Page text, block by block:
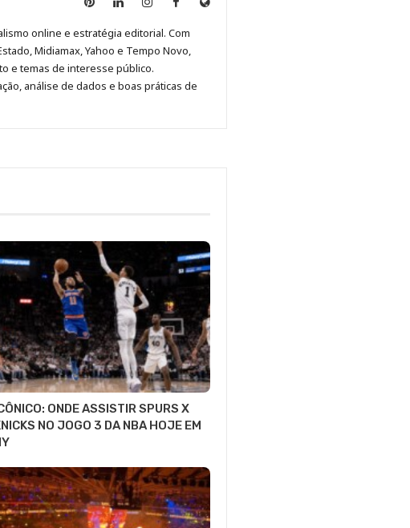
no
Pinterest
no
LinkedIn
no
Instagram
no
Facebook
online e estratégia editorial. Com
Midiamax, Yahoo e Tempo Novo,
e temas de interesse público.
análise de dados e boas práticas de
ONDE ASSISTIR SPURS X
NO JOGO 3 DA NBA HOJE EM